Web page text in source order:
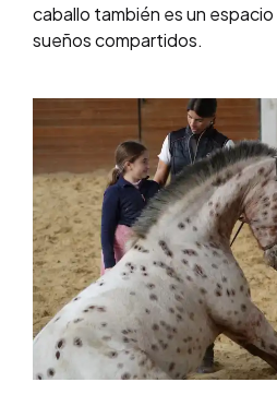
caballo también es un
sueños compartidos.